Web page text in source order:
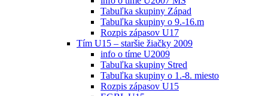
Tabuľka skupiny Západ
Tabuľka skupiny o 9.-16.m
Rozpis zápasov U17
Tím U15 – staršie žiačky 2009
info o tíme U2009
Tabuľka skupiny Stred
Tabuľka skupiny o 1.-8. miesto
Rozpis zápasov U15